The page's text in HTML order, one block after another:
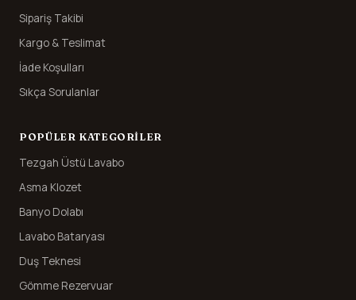
Sipariş Takibi
Kargo & Teslimat
İade Koşulları
Sıkça Sorulanlar
POPÜLER KATEGORILER
Tezgah Üstü Lavabo
Asma Klozet
Banyo Dolabı
Lavabo Bataryası
Duş Teknesi
Gömme Rezervuar